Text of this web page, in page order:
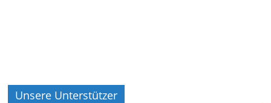
Unsere Unterstützer